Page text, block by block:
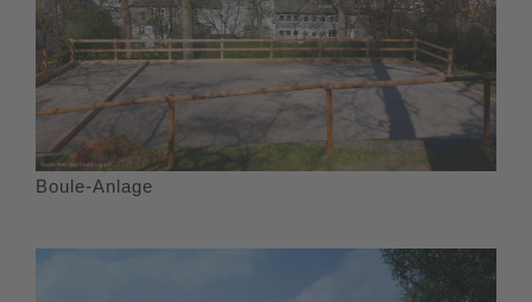
Boule-Anlage